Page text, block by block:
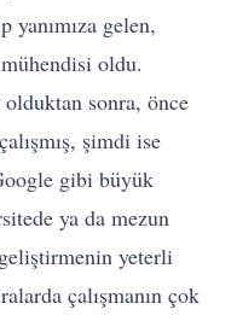
gelen,
mühendisi oldu.
sonra, önce
şimdi ise
gibi büyük
ya da mezun
yeterli
çalışmanın çok